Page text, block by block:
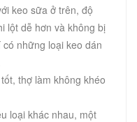
keo sữa ở trên, độ
lột dễ hơn và không bị
những loại keo dán
thợ làm không khéo
loại khác nhau, một